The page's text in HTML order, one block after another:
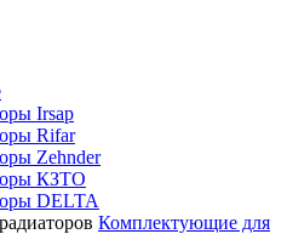
Irsap
Rifar
Zehnder
КЗТО
DELTA
Комплектующие для